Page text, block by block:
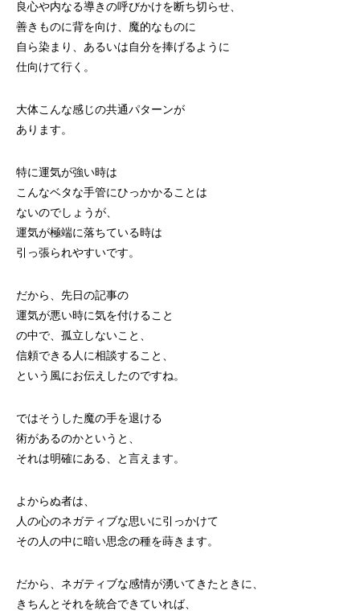
良心や内なる導きの呼びかけを断ち切らせ、
善きものに背を向け、魔的なものに
自ら染まり、あるいは自分を捧げるように
仕向けて行く。
大体こんな感じの共通パターンが
あります。
特に運気が強い時は
こんなベタな手管にひっかかることは
ないのでしょうが、
運気が極端に落ちている時は
引っ張られやすいです。
だから、先日の記事の
運気が悪い時に気を付けること
の中で、孤立しないこと、
信頼できる人に相談すること、
という風にお伝えしたのですね。
ではそうした魔の手を退ける
術があるのかというと、
それは明確にある、と言えます。
よからぬ者は、
人の心のネガティブな思いに引っかけて
その人の中に暗い思念の種を蒔きます。
だから、ネガティブな感情が湧いてきたときに、
きちんとそれを統合できていれば、